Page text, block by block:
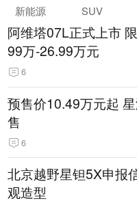
新能源 SUV
阿维塔07L正式上市
99万-26.99万元
6
预售价10.49万元起
售
6
北京越野星钽5X申报
观造型